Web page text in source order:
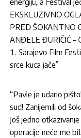
energiju, a Festival
EKSKLUZIVNO
PRED ŠOKANTNO
ANĐELE ĐURIČIĆ –
Sarajevo Film
srce kuca jače”
“Pavle je udario
sud! Zanijemili od
Još jedno
operacije neće me